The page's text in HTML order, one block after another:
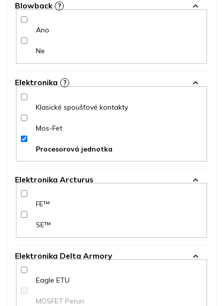
Blowback ?
Ano
Ne
Elektronika ?
Klasické spoušťové kontakty
Mos-Fet
Procesorová jednotka
Elektronika Arcturus
FE™
SE™
Elektronika Delta Armory
Eagle ETU
MOSFET Perun